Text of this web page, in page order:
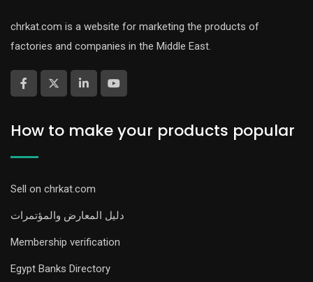
chrkat.com is a website for marketing the products of
factories and companies in the Middle East.
How to make your products popular
Sell on chrkat.com
دليل المعارض والمؤتمرات
Membership verification
Egypt Banks Directory